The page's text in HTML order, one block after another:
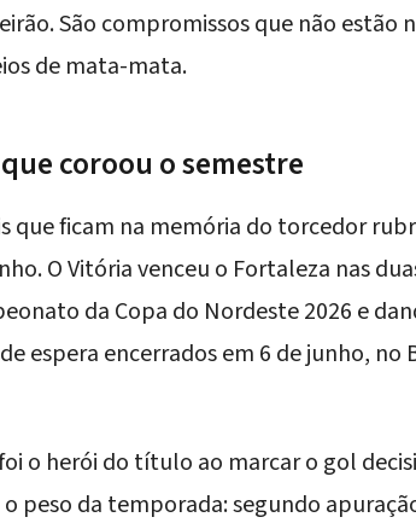
São compromissos que não estão
de mata-mata.
coroou o semestre
que ficam na memória do torcedor
O Vitória venceu o Fortaleza nas
da Copa do Nordeste 2026 e
espera encerrados em 6 de junho,
o herói do título ao marcar o gol
peso da temporada: segundo